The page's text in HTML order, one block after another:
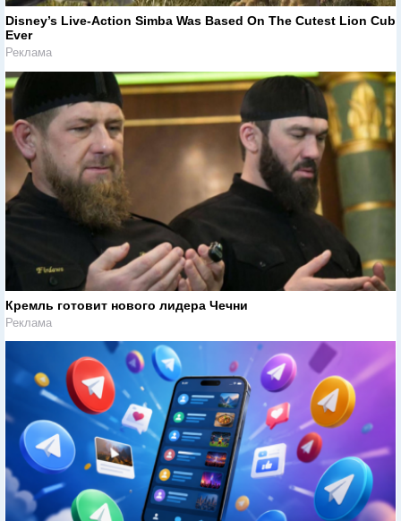
Disney’s Live-Action Simba Was Based On The Cutest Lion Cub
Ever
Реклама
Кремль готовит нового лидера Чечни
Реклама